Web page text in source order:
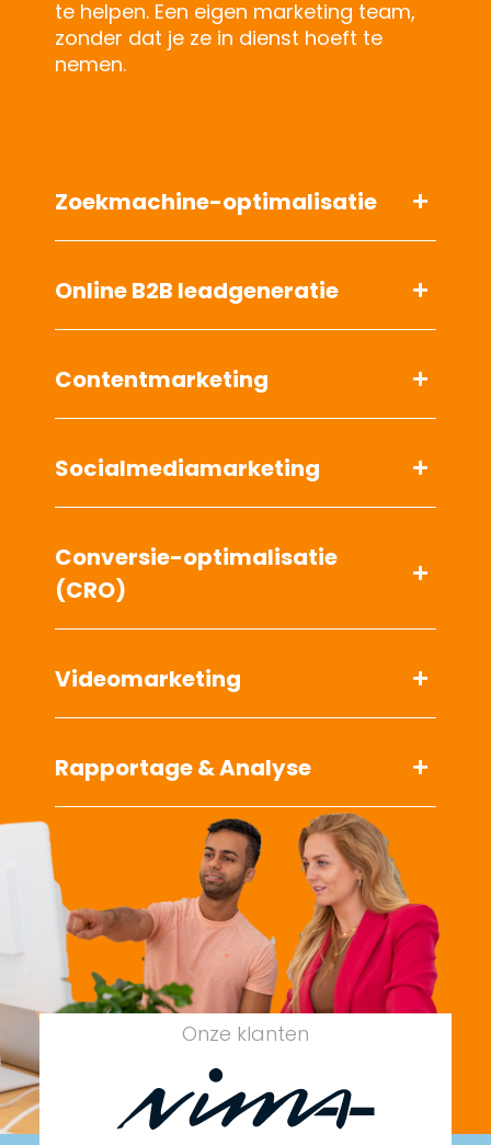
Deze tekst gebruik om aan je
bezoekers uit te leggen dat dit een
nemen.
Lees meer
Online B2B leadgeneratie
Contentmarketing
Socialmediamarketing
Conversie-optimalisatie
(CRO)
Videomarketing
Rapportage & Analyse
Onze klanten